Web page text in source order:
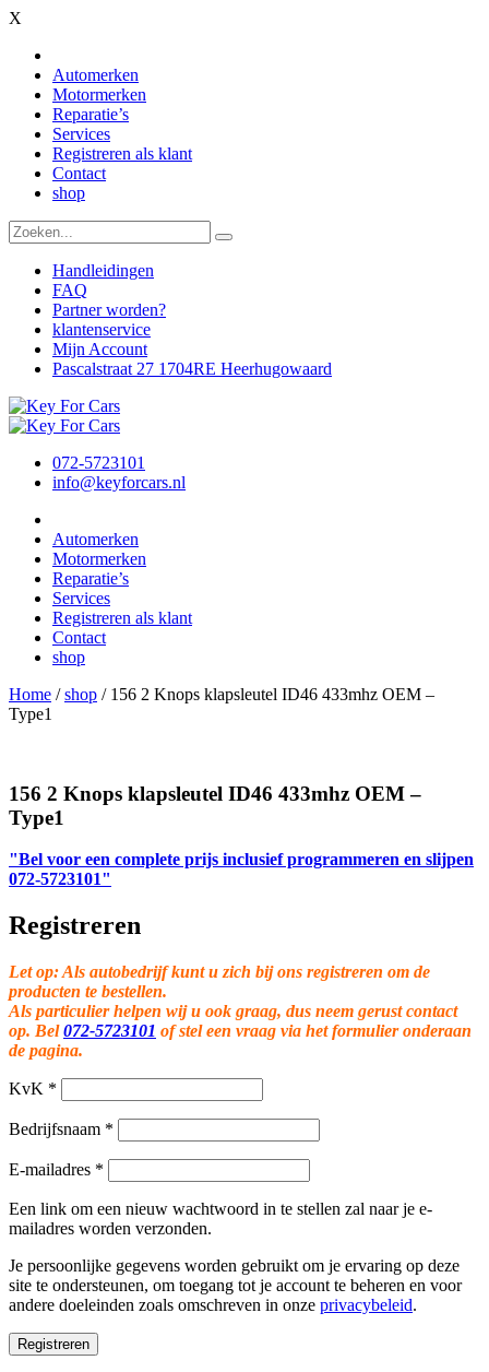
X
Automerken
Motormerken
Reparatie’s
Services
Registreren als klant
Contact
shop
Handleidingen
FAQ
Partner worden?
klantenservice
Mijn Account
Pascalstraat 27 1704RE Heerhugowaard
072-5723101
info@keyforcars.nl
Automerken
Motormerken
Reparatie’s
Services
Registreren als klant
Contact
shop
Home /shop / 156 2 Knops klapsleutel ID46 433mhz OEM –
Type1
156 2 Knops klapsleutel ID46 433mhz OEM –
Type1
"Bel voor een complete prijs inclusief programmeren en slijpen
072-5723101"
Registreren
Let op: Als autobedrijf kunt u zich bij ons registreren om de
producten te bestellen.
Als particulier helpen wij u ook graag, dus neem gerust contact
op. Bel072-5723101 of stel een vraag via het formulier onderaan
de pagina.
KvK *
Bedrijfsnaam *
E-mailadres *
Een link om een nieuw wachtwoord in te stellen zal naar je e-
mailadres worden verzonden.
Je persoonlijke gegevens worden gebruikt om je ervaring op deze
site te ondersteunen, om toegang tot je account te beheren en voor
andere doeleinden zoals omschreven in onze privacybeleid.
Registreren